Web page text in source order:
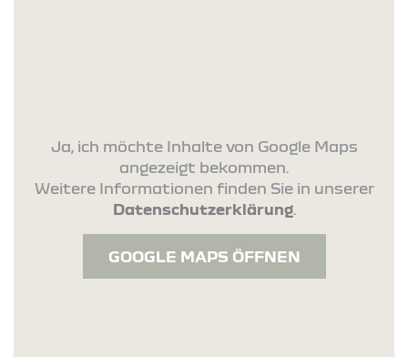
Ja, ich möchte Inhalte von Google Maps
angezeigt bekommen.
Weitere Informationen finden Sie in unserer
Datenschutzerklärung.
GOOGLE MAPS ÖFFNEN